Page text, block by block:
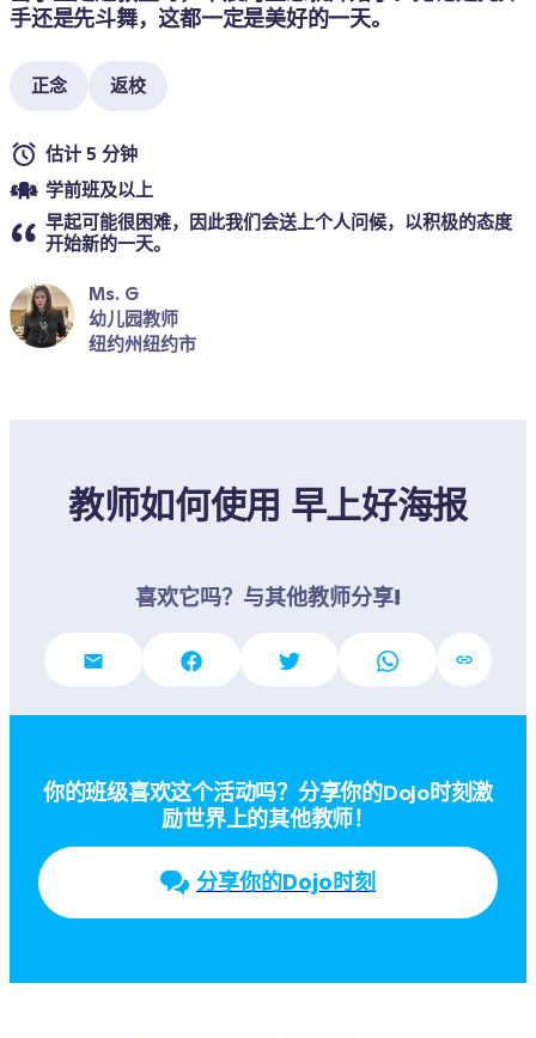
手还是先斗舞，这都一定是美好的一天。
正念 返校
估计 5 分钟
学前班及以上
早起可能很困难，因此我们会送上个人问候，以积极的态度
开始新的一天。
Ms. G
幼儿园教师
纽约州纽约市
教师如何使用 早上好海报
喜欢它吗？与其他教师分享!
你的班级喜欢这个活动吗？分享你的Dojo时刻激
励世界上的其他教师！
分享你的Dojo时刻